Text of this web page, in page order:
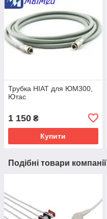
Трубка НІАТ для ЮМ300,
Ютас
1 150 ₴
Купити
Подібні товари компанії